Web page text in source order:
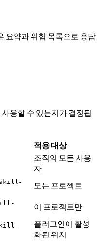
요약과 위험 목록으로 응답
용할 수 있는지가 결정됩
적용 대상
조직의 모든 사용
자
모든 프로젝트
이 프로젝트만
플러그인이 활성
화된 위치